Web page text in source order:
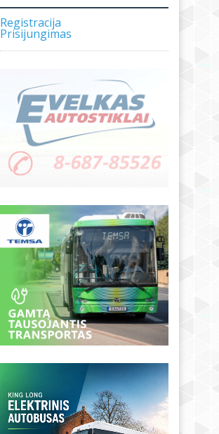
Registracija
Prisijungimas